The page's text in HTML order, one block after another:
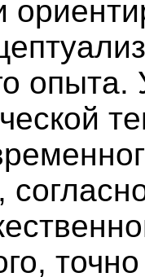
опыта.